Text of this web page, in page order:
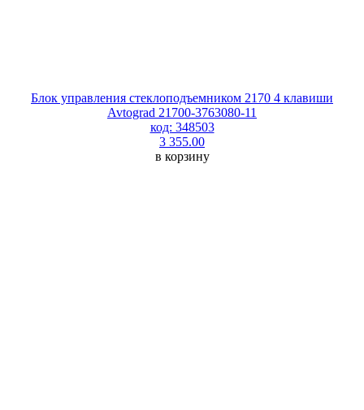
Блок управления стеклоподъемником 2170 4 клавиши
Avtograd 21700-3763080-11
код: 348503
3 355.00
в корзину